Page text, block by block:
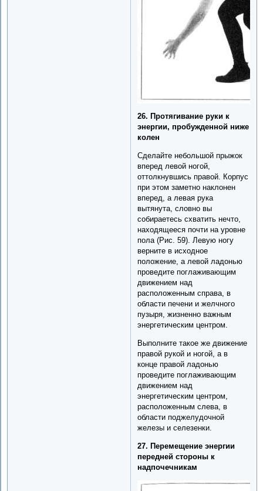
26. Протягивание руки к
энергии, пробужденной ниже
колен
Сделайте небольшой прыжок
вперед левой ногой,
оттолкнувшись правой. Корпус
при этом заметно наклонен
вперед, а левая рука
вытянута, словно вы
собираетесь схватить нечто,
находящееся почти на уровне
пола (Рис. 59). Левую ногу
верните в исходное
положение, а левой ладонью
проведите поглаживающим
движением над
расположенным справа, в
области печени и желчного
пузыря, жизненно важным
энергетическим центром.
Выполните такое же движение
правой рукой и ногой, а в
конце правой ладонью
проведите поглаживающим
движением над
энергетическим центром,
расположенным слева, в
области поджелудочной
железы и селезенки.
27. Перемещение энергии
передней стороны к
надпочечникам